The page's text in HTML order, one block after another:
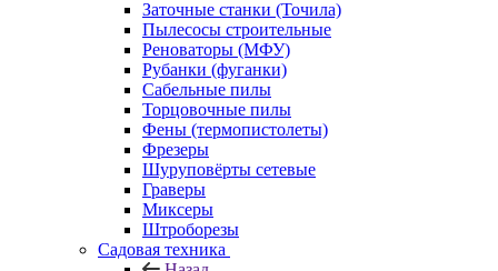
Заточные станки (Точила)
Пылесосы строительные
Реноваторы (МФУ)
Рубанки (фуганки)
Сабельные пилы
Торцовочные пилы
Фены (термопистолеты)
Фрезеры
Шуруповёрты сетевые
Граверы
Миксеры
Штроборезы
Садовая техника